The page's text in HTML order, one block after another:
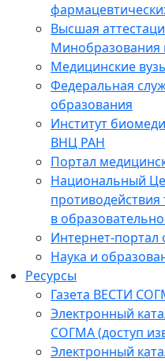
Высшая
Минобразования
Медицинские
Федеральная
образования
Институт
ВНЦ РАН
Портал
Национальный
в
Интернет-
Наука и
Ресурсы
Газета ВЕСТИ
Электронный
СОГМА (доступ
Электронный